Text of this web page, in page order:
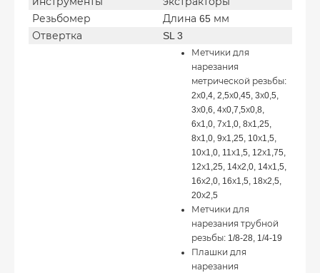
Резьбомер
Длина 65 мм
Отвертка
SL 3
Метчики для
нарезания
метрической резьбы:
2х0,4, 2,5х0,45, 3х0,5,
3х0,6, 4х0,7,5х0,8,
6х1,0, 7х1,0, 8х1,25,
8х1,0, 9х1,25, 10х1,5,
10х1,0, 11х1,5, 12х1,75,
12х1,25, 14х2,0, 14х1,5,
16х2,0, 16х1,5, 18х2,5,
20х2,5
Метчики для
нарезания трубной
резьбы: 1/8-28, 1/4-19
Плашки для
нарезания